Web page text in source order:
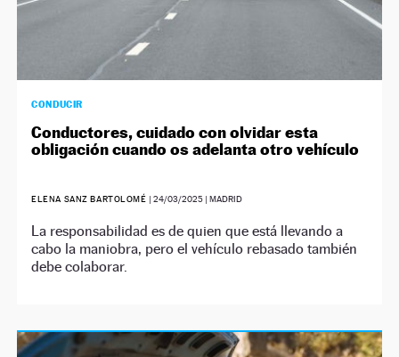
CONDUCIR
Conductores, cuidado con olvidar esta
obligación cuando os adelanta otro vehículo
ELENA SANZ BARTOLOMÉ | 24/03/2025| MADRID
La responsabilidad es de quien que está llevando a
cabo la maniobra, pero el vehículo rebasado también
debe colaborar.